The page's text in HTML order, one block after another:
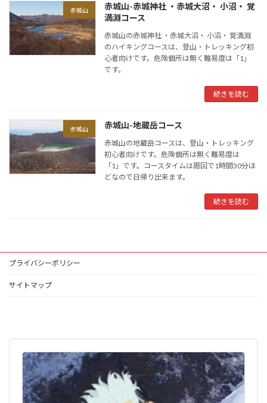
赤城山
赤城山-赤城神社 ・赤城大沼・ 小沼・ 覚
満淵コース
赤城山の赤城神社 ・赤城大沼・ 小沼・ 覚満淵
のハイキングコースは、登山・トレッキング初
心者向けです。危険個所は無く難易度は「1」
です。
続きを読む
赤城山 赤城山-地蔵岳コース
赤城山の地蔵岳コースは、登山・トレッキング
初心者向けです。危険個所は無く難易度は
「1」です。コースタイムは周回で1時間30分ほ
どなので日帰り出来ます。
続きを読む
プライバシーポリシー
サイトマップ